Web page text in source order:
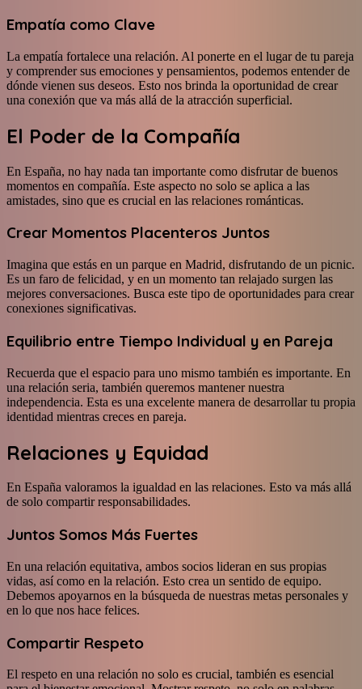
Empatía como Clave
La empatía fortalece una relación. Al ponerte en el lugar de tu pareja
y comprender sus emociones y pensamientos, podemos entender de
dónde vienen sus deseos. Esto nos brinda la oportunidad de crear
una conexión que va más allá de la atracción superficial.
El Poder de la Compañía
En España, no hay nada tan importante como disfrutar de buenos
momentos en compañía. Este aspecto no solo se aplica a las
amistades, sino que es crucial en las relaciones románticas.
Crear Momentos Placenteros Juntos
Imagina que estás en un parque en Madrid, disfrutando de un picnic.
Es un faro de felicidad, y en un momento tan relajado surgen las
mejores conversaciones. Busca este tipo de oportunidades para crear
conexiones significativas.
Equilibrio entre Tiempo Individual y en Pareja
Recuerda que el espacio para uno mismo también es importante. En
una relación seria, también queremos mantener nuestra
independencia. Esta es una excelente manera de desarrollar tu propia
identidad mientras creces en pareja.
Relaciones y Equidad
En España valoramos la igualdad en las relaciones. Esto va más allá
de solo compartir responsabilidades.
Juntos Somos Más Fuertes
En una relación equitativa, ambos socios lideran en sus propias
vidas, así como en la relación. Esto crea un sentido de equipo.
Debemos apoyarnos en la búsqueda de nuestras metas personales y
en lo que nos hace felices.
Compartir Respeto
El respeto en una relación no solo es crucial, también es esencial